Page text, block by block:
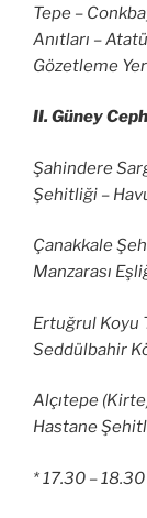
Tepe –
Anıtları –
Gözetleme
II. Güney
Şahindere
Şehitliği –
Çanakkale
Manzarası
Ertuğrul Koyu
Seddülbahir
Alçıtepe
Hastane
* 17.30 –